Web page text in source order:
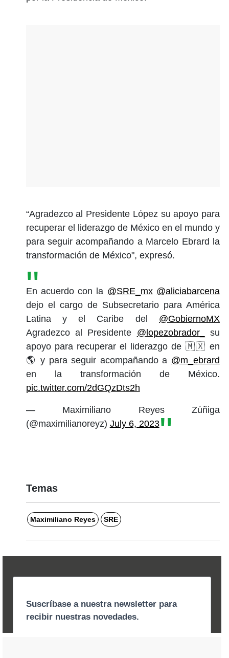
“Agradezco al Presidente López su apoyo para
recuperar el liderazgo de México en el mundo y
para seguir acompañando a Marcelo Ebrard la
transformación de México", expresó.
En acuerdo con la @SRE_mx @aliciabarcena
dejo el cargo de Subsecretario para América
Latina y el Caribe del @GobiernoMX
Agradezco al Presidente @lopezobrador_
su
apoyo para recuperar el liderazgo de 🇲🇽 en
🌎 y para seguir acompañando a @m_ebrard
en la transformación de México.
pic.twitter.com/2dGQzDts2h
— Maximiliano Reyes Zúñiga
(@maximilianoreyz) July 6, 2023
Temas
Maximiliano Reyes SRE